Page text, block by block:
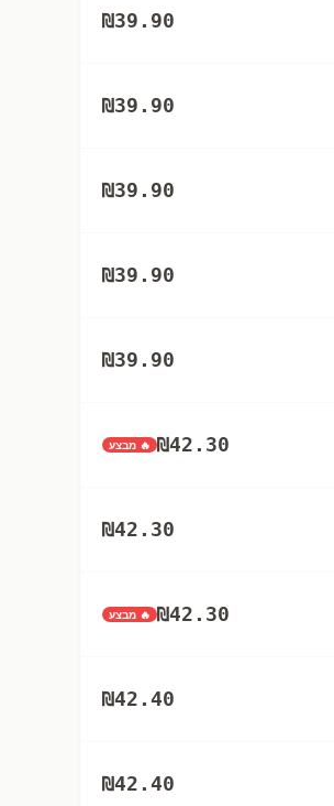
₪39.90
₪39.90
₪39.90
₪39.90
₪39.90
₪42.30 🔥 מבצע
₪42.30
₪42.30 🔥 מבצע
₪42.40
₪42.40